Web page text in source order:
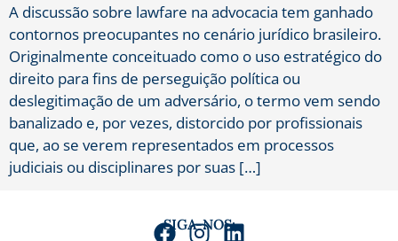
A discussão sobre lawfare na advocacia tem ganhado
contornos preocupantes no cenário jurídico brasileiro.
Originalmente conceituado como o uso estratégico do
direito para fins de perseguição política ou
deslegitimação de um adversário, o termo vem sendo
banalizado e, por vezes, distorcido por profissionais
que, ao se verem representados em processos
judiciais ou disciplinares por suas […]
SIGA-NOS: